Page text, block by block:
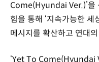
Come(Hyundai Ver.)’을
힘을 통해 ‘지속가능한 세
메시지를 확산하고 연대
‘Yet To Come(Hyundai